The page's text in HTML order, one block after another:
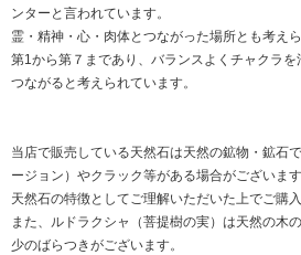
ンターと言われています。
霊・精神・心・肉体とつながった場所とも考えら
第1から第７まであり、バランスよくチャクラ
つながると考えられています。
当店で販売している天然石は天然の鉱物・鉱石
ージョン）やクラック等がある場合がございます
天然石の特徴としてご理解いただいた上でご購
また、ルドラクシャ（菩提樹の実）は天然の木
少のばらつきがございます。